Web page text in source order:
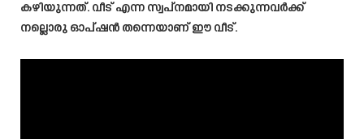
കഴിയുന്നത്. വീട് എന്ന സ്വപ്നമായി നടക്കുന്നവർക്ക്
നല്ലൊരു ഓപ്ഷൻ തന്നെയാണ് ഈ വീട്.